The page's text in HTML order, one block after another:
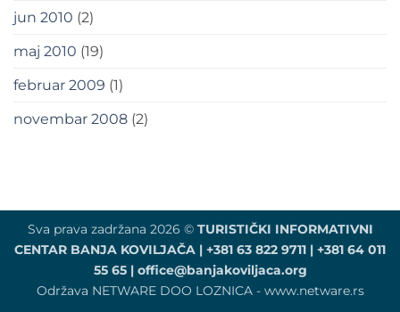
jun 2010 (2)
maj 2010 (19)
februar 2009 (1)
novembar 2008 (2)
Sva prava zadržana 2026 © TURISTIČKI INFORMATIVNI
CENTAR BANJA KOVILJAČA | +381 63 822 9711 | +381 64 011
55 65 | office@banjakoviljaca.org
Održava NETWARE DOO LOZNICA - www.netware.rs